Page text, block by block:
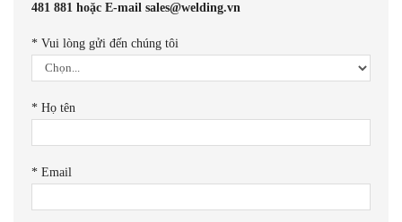
481 881 hoặc E-mail sales@welding.vn
* Vui lòng gửi đến chúng tôi
* Họ tên
* Email